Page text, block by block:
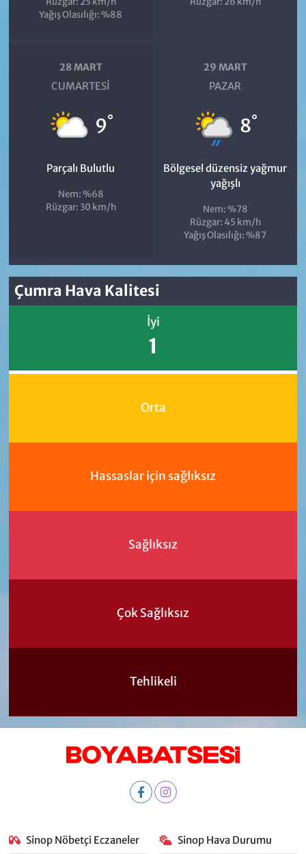
Yağış Olasılığı: %88
28 MART
CUMARTESI
9°
Parçalı Bulutlu
Nem: %68
Rüzgar: 30 km/h
29 MART
PAZAR
8°
Bölgesel düzensiz yağmur
yağışlı
Nem: %78
Rüzgar: 45 km/h
Yağış Olasılığı: %87
Çumra Hava Kalitesi
İyi
1
Orta
Hassaslar için sağlıksız
Sağlıksız
Çok Sağlıksız
Tehlikeli
Sinop Nöbetçi Eczaneler Sinop Hava Durumu